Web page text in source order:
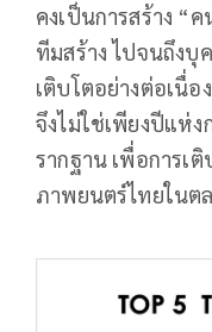
คงเป็นการสร้าง “
ทีมสร้าง ไปจนถึงบุ
เติบโตอย่างต่อเนื่อ
จึงไม่ใช่เพียงปีแห่
รากฐาน เพื่อการเ
ภาพยนตร์ไทยในต